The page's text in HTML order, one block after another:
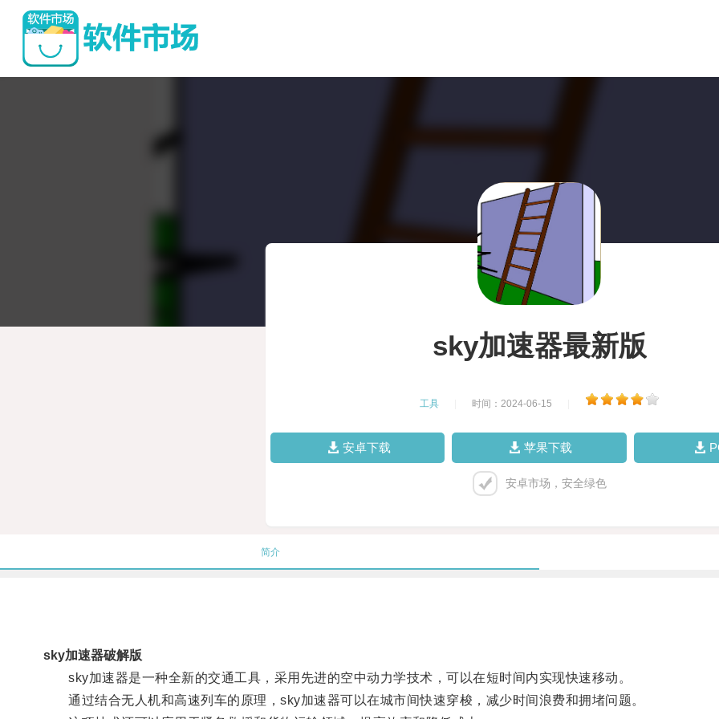
sky加速器最新版
工具 时间：2024-06-15
安卓下载 苹果下载
安卓市场，安全绿色
简介
sky加速器破解版
sky加速器是一种全新的交通工具，采用先进的空中动力学技术，可以在短时间内实现快速移动。
通过结合无人机和高速列车的原理，sky加速器可以在城市间快速穿梭，减少时间浪费和拥堵问题。